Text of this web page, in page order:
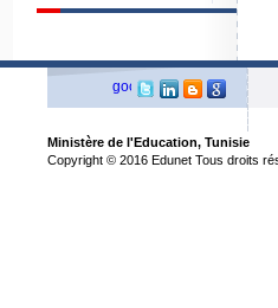
Ministère de l'Education, Tunisie
Copyright © 2016 Edunet Tous droits